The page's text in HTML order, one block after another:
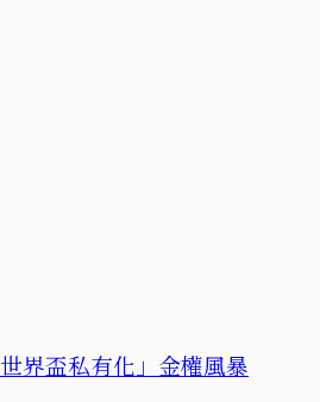
界盃私有化」金權風暴